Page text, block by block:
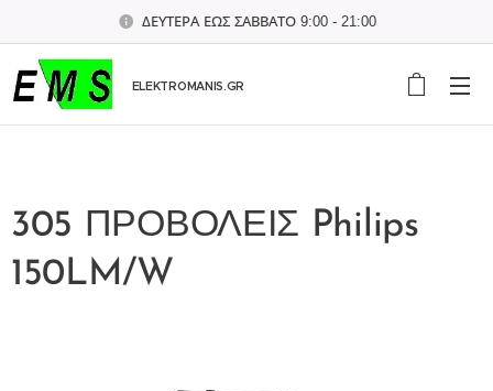
ΔΕΥΤΕΡΑ ΕΩΣ ΣΑΒΒΑΤΟ 9:00 - 21:00
ELEKTROMANIS.GR
305 ΠΡΟΒΟΛΕΙΣ Philips
150LM/W